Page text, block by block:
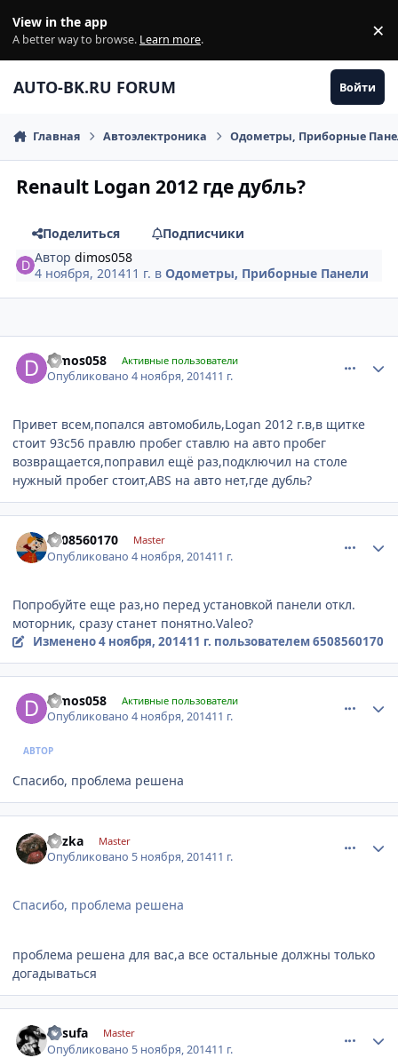
View in the app
A better way to browse. Learn more. ×
AUTO-BK.RU FORUM Войти
Главная Автоэлектроника Одометры, Приборные
Renault Logan 2012 где дубль?
Поделиться
Подписчики
Авторdimos058
4 ноября, 201411 г. вОдометры, Приборные Панели
dimos058 Активные пользователи
Опубликовано4 ноября, 201411 г.
Привет всем,попался автомобиль,Logan 2012 г.в,в щитке
стоит 93c56 правлю пробег ставлю на авто пробег
возвращается,поправил ещё раз,подключил на столе
нужный пробег стоит,ABS на авто нет,где дубль?
6508560170 Master
Опубликовано4 ноября, 201411 г.
Попробуйте еще раз,но перед установкой панели откл.
моторник, сразу станет понятно.Valeo?
Изменено4 ноября, 201411 г. пользователем 6508560170
dimos058 Активные пользователи
Опубликовано4 ноября, 201411 г.
АВТОР
Спасибо, проблема решена
kyzka Master
Опубликовано 5 ноября, 201411 г.
Спасибо, проблема решена
проблема решена для вас,а все остальные должны только
догадываться
desufa Master
Опубликовано 5 ноября, 201411 г.